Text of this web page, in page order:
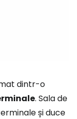
dintr-o
. Sala de
și duce